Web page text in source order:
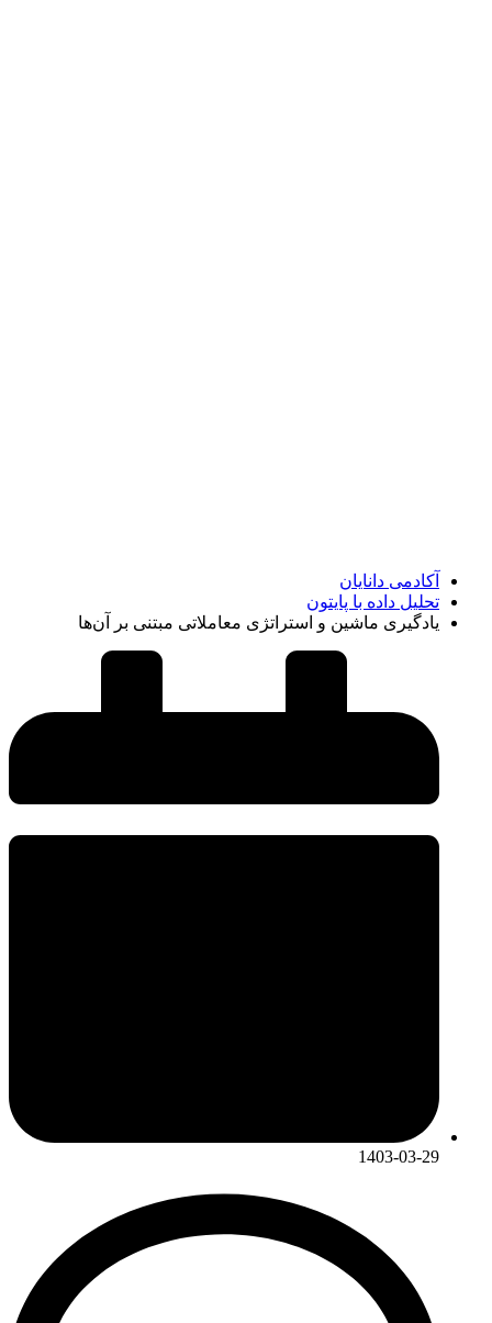
آکادمی دانایان
تحلیل داده با پایتون
یادگیری ماشین و استراتژی معاملاتی مبتنی بر آن‌ها
1403-03-29